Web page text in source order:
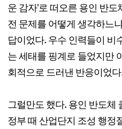
운 감자'로 떠오른 용인 반도
전 문제를 어떻게 생각하느
답이었다. 우수 인력들이 비
는 세태를 핑계로 들었지만
회적으로 드러낸 반응이었
그럴만도 했다. 용인 반도체
정부 때 산업단지 조성 행정